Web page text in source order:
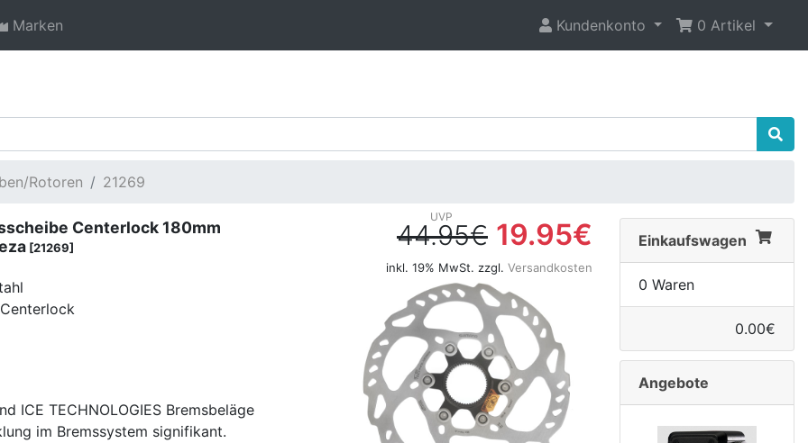
Marken Kundenkonto 0 Artikel
Rotoren 21269
Centerlock 180mm
[21269] 44.95€ 19.95€
inkl. 19% MwSt. zzgl. Versandkosten
ICE TECHNOLOGIES Bremsbeläge
im Bremssystem signifikant.
Einkaufswagen
0 Waren
0.00€
Angebote